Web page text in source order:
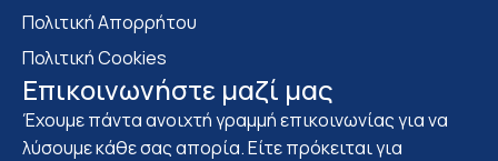
Πολιτική Απορρήτου
Πολιτική Cookies
Επικοινωνήστε μαζί μας
Έχουμε πάντα ανοιχτή γραμμή επικοινωνίας για να
λύσουμε κάθε σας απορία. Είτε πρόκειται για